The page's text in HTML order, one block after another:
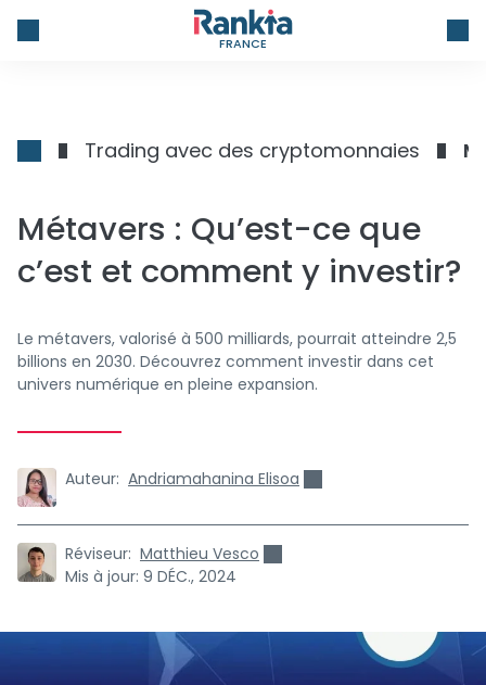
FRANCE
Trading avec des cryptomonnaies
Métavers : Qu’est-ce que
c’est et comment y investir?
Le métavers, valorisé à 500 milliards, pourrait atteindre 2,5
billions en 2030. Découvrez comment investir dans cet
univers numérique en pleine expansion.
Auteur: Andriamahanina Elisoa
Réviseur: Matthieu Vesco
Mis à jour: 9 DÉC., 2024